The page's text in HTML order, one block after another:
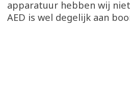
apparatuur hebben wij
AED is wel degelijk aan